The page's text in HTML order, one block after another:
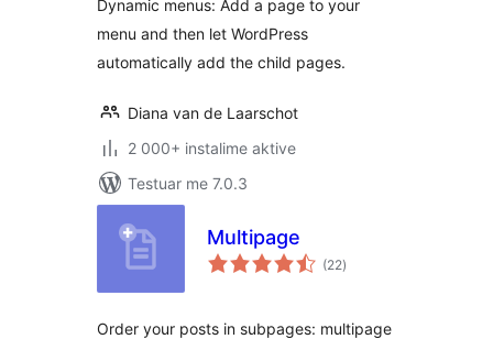
Dynamic menus: Add a page to your
menu and then let WordPress
automatically add the child pages.
Diana van de Laarschot
2 000+ instalime aktive
Testuar me 7.0.3
Multipage
(22vlerësime
gjithsej
)
Order your posts in subpages: multipage